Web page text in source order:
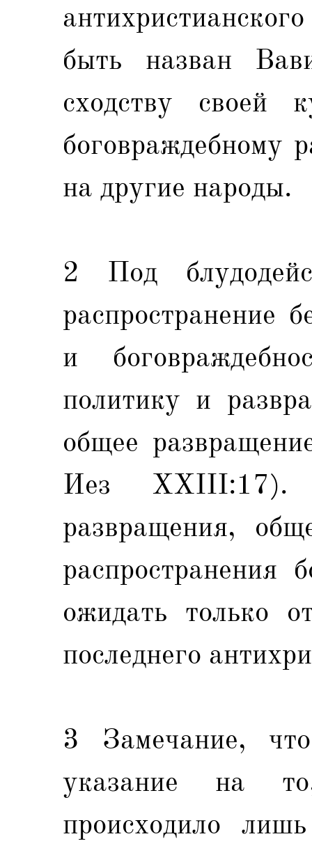
быть назван
сходству своей
боговраждебному
на другие народы.
2 Под
распространение
и
политику и
общее
Иез ХХIII:17).
развращения,
распространения
ожидать только
последнего
3 Замечание,
указание на
происходило